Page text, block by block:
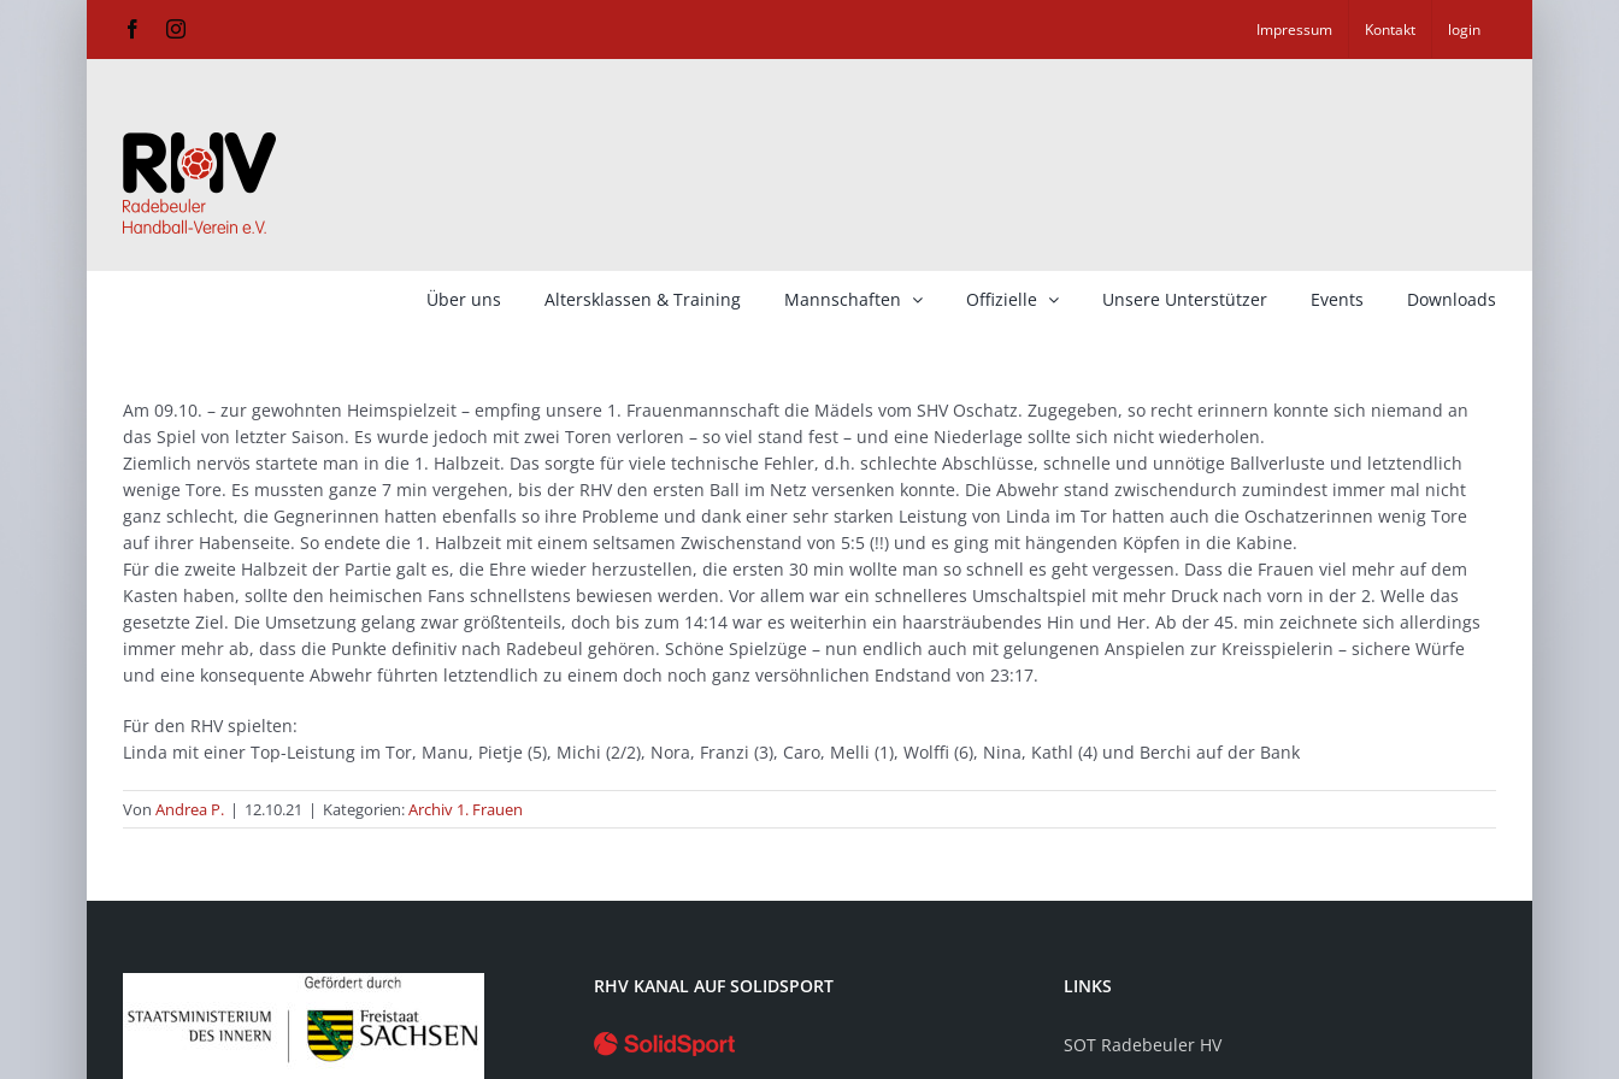
FacebookInstagram Impressum Kontakt login
Über uns Altersklassen & Training Mannschaften Offizielle Unsere Unterstützer Events Downloads
Am 09.10. – zur gewohnten Heimspielzeit – empfing unsere 1. Frauenmannschaft die Mädels vom SHV Oschatz. Zugegeben, so recht erinnern konnte sich niemand an
das Spiel von letzter Saison. Es wurde jedoch mit zwei Toren verloren – so viel stand fest – und eine Niederlage sollte sich nicht wiederholen.
Ziemlich nervös startete man in die 1. Halbzeit. Das sorgte für viele technische Fehler, d.h. schlechte Abschlüsse, schnelle und unnötige Ballverluste und letztendlich
wenige Tore. Es mussten ganze 7 min vergehen, bis der RHV den ersten Ball im Netz versenken konnte. Die Abwehr stand zwischendurch zumindest immer mal nicht
ganz schlecht, die Gegnerinnen hatten ebenfalls so ihre Probleme und dank einer sehr starken Leistung von Linda im Tor hatten auch die Oschatzerinnen wenig Tore
auf ihrer Habenseite. So endete die 1. Halbzeit mit einem seltsamen Zwischenstand von 5:5 (!!) und es ging mit hängenden Köpfen in die Kabine.
Für die zweite Halbzeit der Partie galt es, die Ehre wieder herzustellen, die ersten 30 min wollte man so schnell es geht vergessen. Dass die Frauen viel mehr auf dem
Kasten haben, sollte den heimischen Fans schnellstens bewiesen werden. Vor allem war ein schnelleres Umschaltspiel mit mehr Druck nach vorn in der 2. Welle das
gesetzte Ziel. Die Umsetzung gelang zwar größtenteils, doch bis zum 14:14 war es weiterhin ein haarsträubendes Hin und Her. Ab der 45. min zeichnete sich allerdings
immer mehr ab, dass die Punkte definitiv nach Radebeul gehören. Schöne Spielzüge – nun endlich auch mit gelungenen Anspielen zur Kreisspielerin – sichere Würfe
und eine konsequente Abwehr führten letztendlich zu einem doch noch ganz versöhnlichen Endstand von 23:17.
Für den RHV spielten:
Linda mit einer Top-Leistung im Tor, Manu, Pietje (5), Michi (2/2), Nora, Franzi (3), Caro, Melli (1), Wolffi (6), Nina, Kathl (4) und Berchi auf der Bank
Von Andrea P. | 12.10.21 | Kategorien:Archiv 1. Frauen
RHV KANAL AUF SOLIDSPORT LINKS
SOT Radebeuler HV